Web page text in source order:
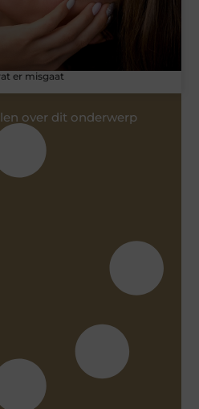
er misgaat
over dit onderwerp